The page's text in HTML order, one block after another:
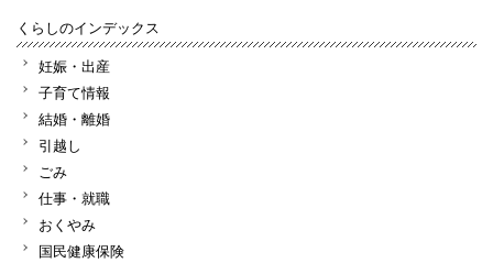
くらしのインデックス
妊娠・出産
子育て情報
結婚・離婚
引越し
ごみ
仕事・就職
おくやみ
国民健康保険